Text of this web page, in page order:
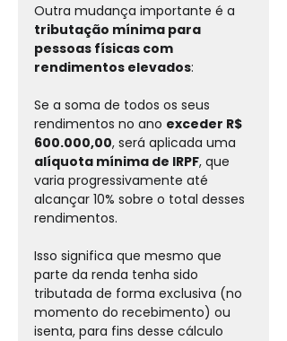
Outra mudança importante é a
tributação mínima para
pessoas físicas com
rendimentos elevados:
Se a soma de todos os seus
rendimentos no ano exceder R$
600.000,00, será aplicada uma
alíquota mínima de IRPF, que
varia progressivamente até
alcançar 10% sobre o total desses
rendimentos.
Isso significa que mesmo que
parte da renda tenha sido
tributada de forma exclusiva (no
momento do recebimento) ou
isenta, para fins desse cálculo